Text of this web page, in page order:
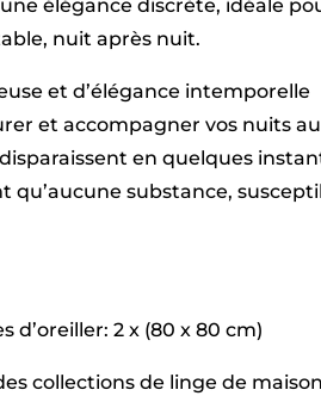
01
220
2
x
élégance discrète, idéale
nuit après nuit.
et d’élégance intemporelle
et accompagner vos nuits
en quelques
qu’aucune substance,
d’oreiller: 2 x (80 x 80 cm)
collections de linge de